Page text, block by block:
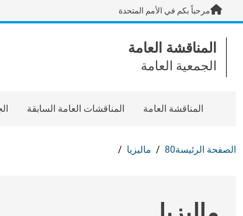
Skip to main content / navigation
مرحباً بكم في الأمم المتحدة
المناقشة العامة
الجمعية العامة
المناقشة العامة المناقشات العامة السابقة
الصفحة الرئيسة80 ماليزيا